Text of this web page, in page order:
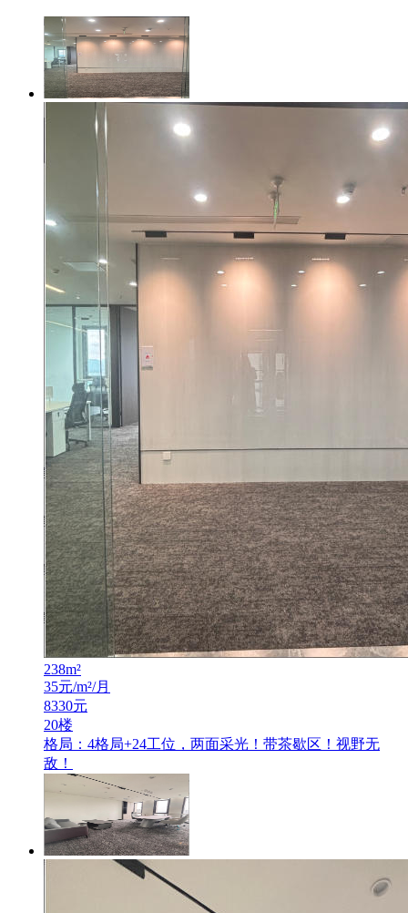
238m²
35元/m²/月
8330元
20楼
格局：4格局+24工位，两面采光！带茶歇区！视野无
敌！